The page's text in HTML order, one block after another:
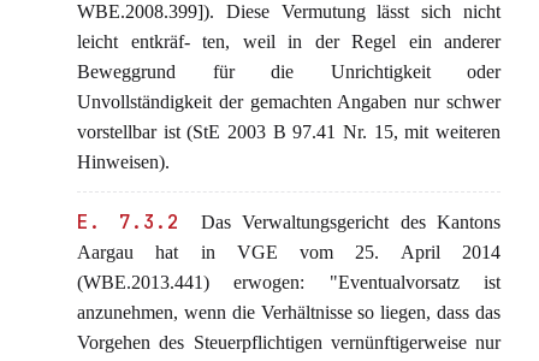
WBE.2008.399]). Diese Vermutung lässt sich nicht
leicht entkräf- ten, weil in der Regel ein anderer
Beweggrund für die Unrichtigkeit oder
Unvollständigkeit der gemachten Angaben nur schwer
vorstellbar ist (StE 2003 B 97.41 Nr. 15, mit weiteren
Hinweisen).
E. 7.3.2
Das Verwaltungsgericht des Kantons
Aargau hat in VGE vom 25. April 2014
(WBE.2013.441) erwogen: "Eventualvorsatz ist
anzunehmen, wenn die Verhältnisse so liegen, dass das
Vorgehen des Steuerpflichtigen vernünftigerweise nur